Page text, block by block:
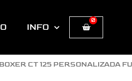
INFO
0
Cart
CT 125 PERSONALIZADA